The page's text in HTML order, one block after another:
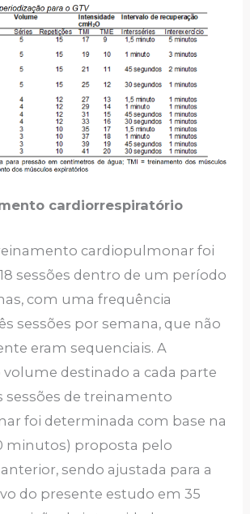
cardiorrespiratório
cardiopulmonar foi
sessões dentro de um período
com uma frequência
sessões por semana, que não
eram sequenciais. A
volume destinado a cada parte
sessões de treinamento
foi determinada com base na
minutos) proposta pelo
sendo ajustada para a
do presente estudo em 35